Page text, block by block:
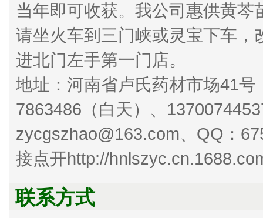
当年即可收获。我公司惠供黄
请坐火车到三门峡或灵宝下车
进北门左手第一门店。
地址：河南省卢氏药材市场41
7863486（白天）、
zycgszhao@163.com、QQ：
接点开http://
联系方式